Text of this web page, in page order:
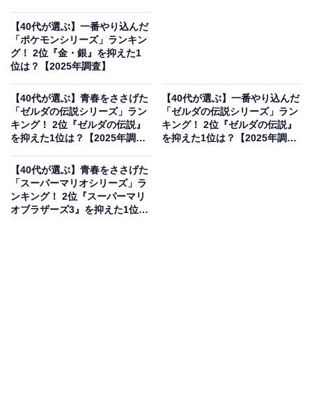
ようです。
回答者からは「ゲームボーイカラー本体と一緒に購入し
の育成の楽しさを知った」（40代女性／神奈川県）、
「カラーに感動した」（40代男性／東京都）などのコメ
ントがありました。
【40代が選ぶ】一番やり込んだ
「ポケモンシリーズ」ランキン
グ！ 2位『金・銀』を抑えた1
位は？【2025年調査】
【40代が選ぶ】青春をささげた
「ゼルダの伝説シリーズ」ラン
キング！ 2位『ゼルダの伝説』
を抑えた1位は？【2025年調
【40代が選ぶ】一番やり込んだ
「ゼルダの伝説シリーズ」ラン
キング！ 2位『ゼルダの伝説』
を抑えた1位は？【2025年調
【40代が選ぶ】青春をささげた
「スーパーマリオシリーズ」ラ
ンキング！ 2位『スーパーマリ
オブラザーズ3』を抑えた1位